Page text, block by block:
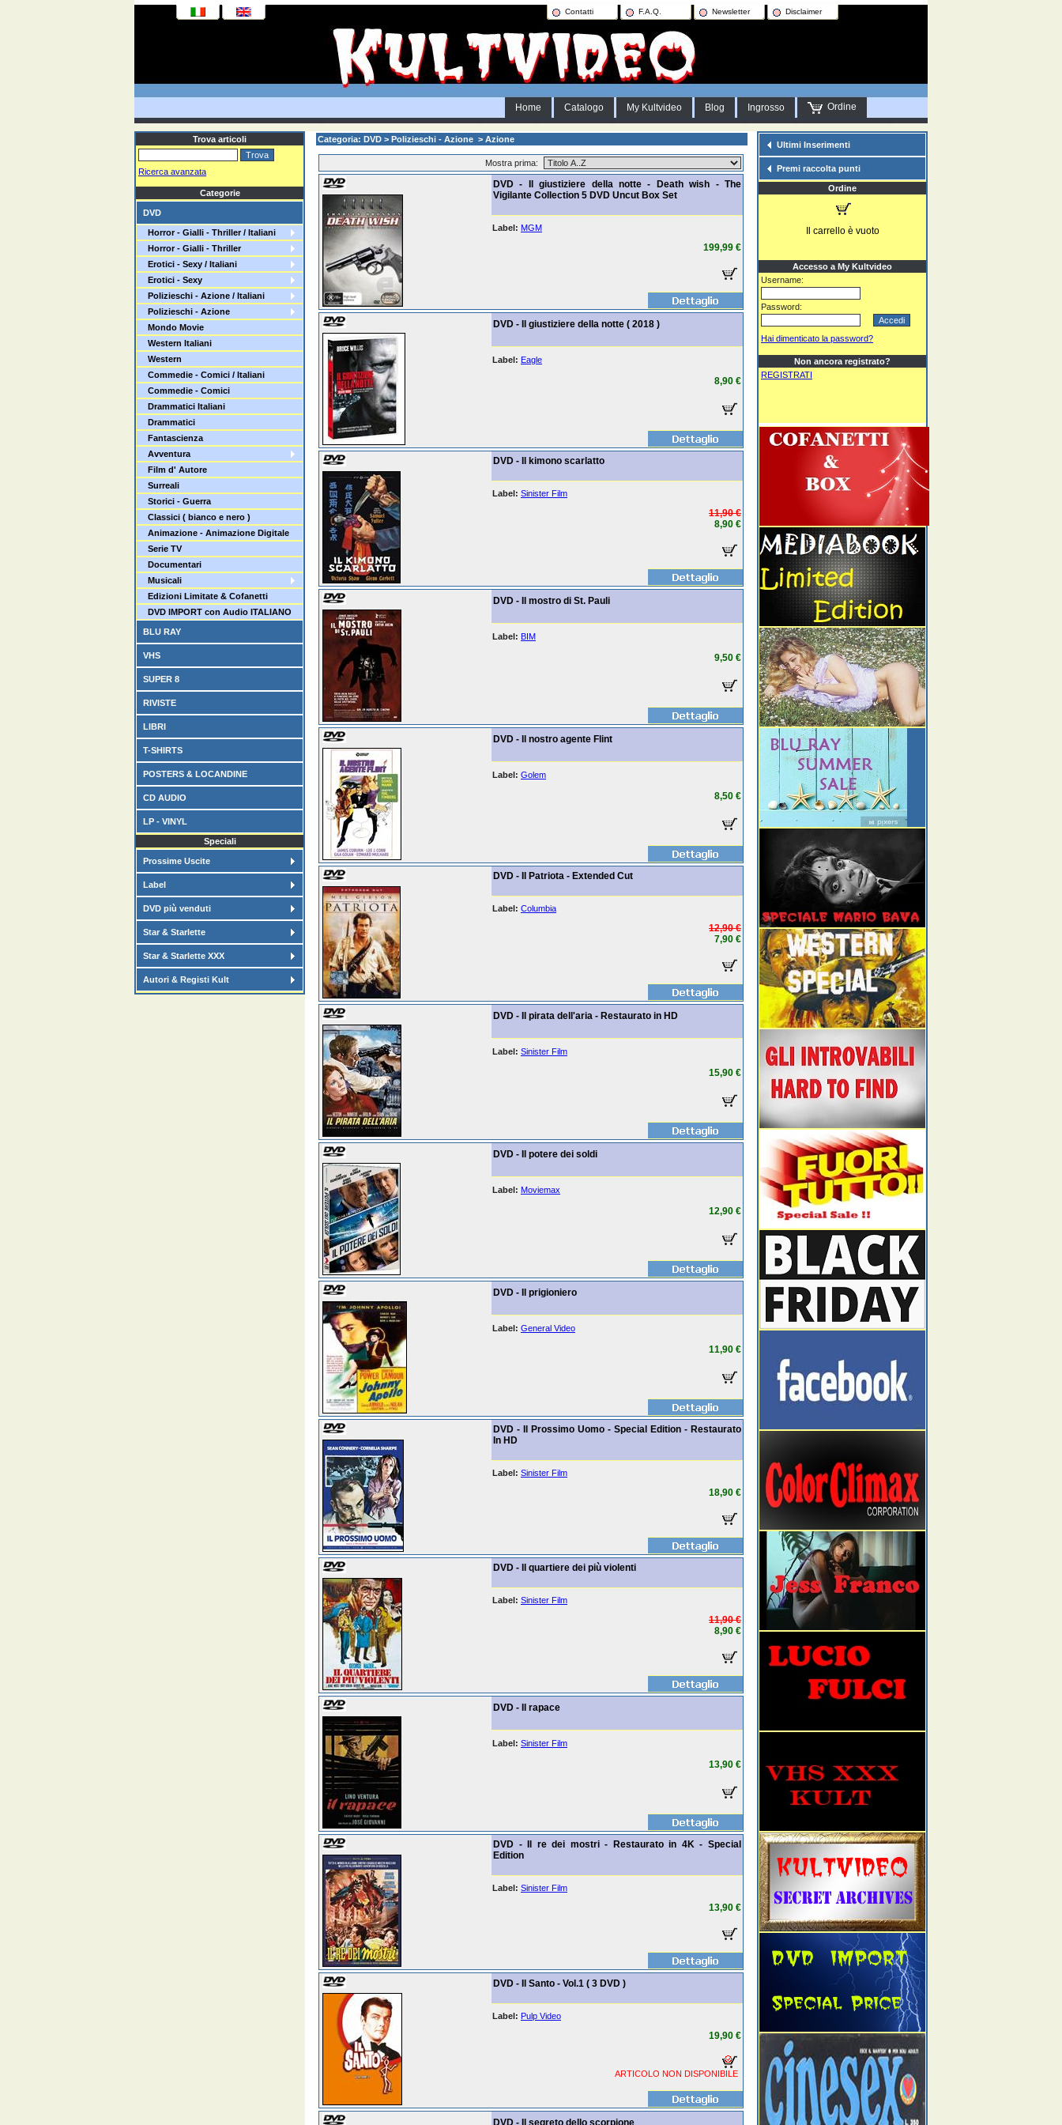
Contatti F.A.Q. Newsletter Disclaimer
Home Catalogo My Kultvideo Blog Ingrosso Ordine
Trova articoli
Ricerca avanzata
Categorie
DVD
Horror - Gialli - Thriller / Italiani
Horror - Gialli - Thriller
Erotici - Sexy / Italiani
Erotici - Sexy
Polizieschi - Azione / Italiani
Polizieschi - Azione
Mondo Movie
Western Italiani
Western
Commedie - Comici / Italiani
Commedie - Comici
Drammatici Italiani
Drammatici
Fantascienza
Avventura
Film d' Autore
Surreali
Storici - Guerra
Classici ( bianco e nero )
Animazione - Animazione Digitale
Serie TV
Documentari
Musicali
Edizioni Limitate & Cofanetti
DVD IMPORT con Audio ITALIANO
BLU RAY
VHS
SUPER 8
RIVISTE
LIBRI
T-SHIRTS
POSTERS & LOCANDINE
CD AUDIO
LP - VINYL
Speciali
Prossime Uscite
Label
DVD più venduti
Star & Starlette
Star & Starlette XXX
Autori & Registi Kult
Categoria: DVD > Polizieschi - Azione > Azione
Mostra prima:
DVD - Il giustiziere della notte - Death wish - The
Vigilante Collection 5 DVD Uncut Box Set
Label: MGM
199,99 €
DVD - Il giustiziere della notte ( 2018 )
Label: Eagle
8,90 €
DVD - Il kimono scarlatto
Label: Sinister Film
11,90 €
8,90 €
DVD - Il mostro di St. Pauli
Label: BIM
9,50 €
DVD - Il nostro agente Flint
Label: Golem
8,50 €
DVD - Il Patriota - Extended Cut
Label: Columbia
12,90 €
7,90 €
DVD - Il pirata dell'aria - Restaurato in HD
Label: Sinister Film
15,90 €
DVD - Il potere dei soldi
Label: Moviemax
12,90 €
DVD - Il prigioniero
Label: General Video
11,90 €
DVD - Il Prossimo Uomo - Special Edition - Restaurato
In HD
Label: Sinister Film
18,90 €
DVD - Il quartiere dei più violenti
Label: Sinister Film
11,90 €
8,90 €
DVD - Il rapace
Label: Sinister Film
13,90 €
DVD - Il re dei mostri - Restaurato in 4K - Special
Edition
Label: Sinister Film
13,90 €
DVD - Il Santo - Vol.1 ( 3 DVD )
Label: Pulp Video
19,90 €
ARTICOLO NON DISPONIBILE
DVD - Il segreto dello scorpione
Ultimi Inserimenti
Premi raccolta punti
Ordine
Il carrello è vuoto
Accesso a My Kultvideo
Username:
Password:
Hai dimenticato la password?
Non ancora registrato?
REGISTRATI